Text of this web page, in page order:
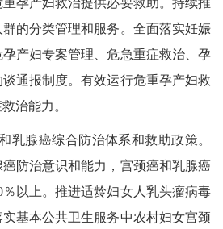
孕产妇救治提供必要救助。持续推
的分类管理和服务。全面落实妊娠
产妇专案管理、危急重症救治、孕
通报制度。有效运行危重孕产妇救
治能力。
乳腺癌综合防治体系和救助政策。
防治意识和能力，宫颈癌和乳腺癌
％ 以上。推进适龄妇女人乳头瘤病毒
基本公共卫生服务中农村妇女宫颈